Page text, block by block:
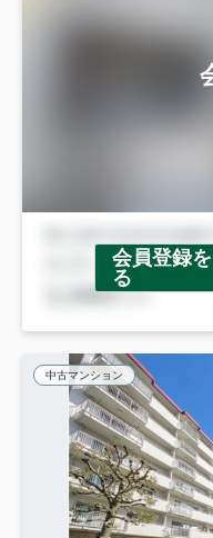
会員登録
る
中古マンション